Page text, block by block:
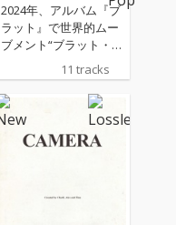
2024年、アルバム『ブ
ラット』で世界的ムー
ブメント“ブラット・サ
マー”を巻き起こし、音
楽やファッション、イ
ンターネットカルチャ
ーを横断しながら時代
そのものを塗り替えた
チャーリーxcxが最新
ム』をリリース！ “ブ
11 tracks